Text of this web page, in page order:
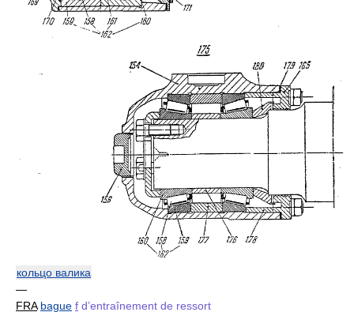
кольцо валика
—
FRA bague f d’entraînement de ressort